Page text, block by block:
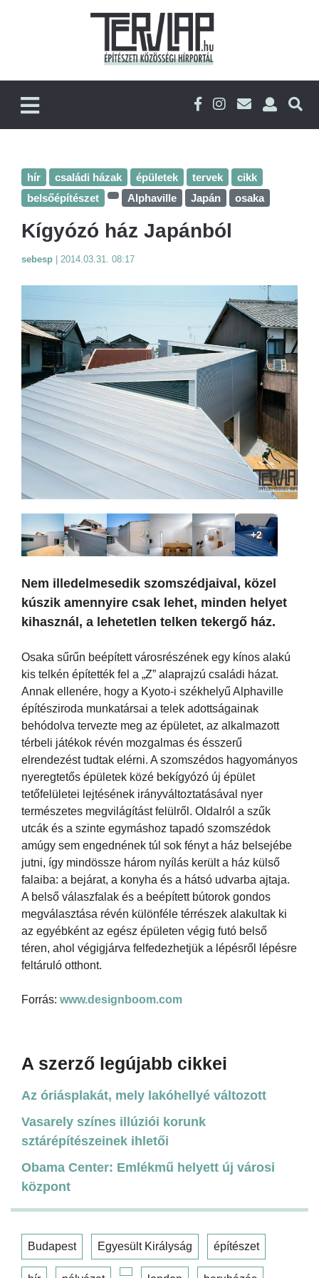
hír családi házak épületek tervek
cikk
belsőépítészet
Alphaville Japán osaka
Kígyózó ház Japánból
sebesp 2014.03.31. 08:17
+2
Nem illedelmesedik szomszédjaival, közel
kúszik amennyire csak lehet, minden helyet
kihasznál, a lehetetlen telken tekergő ház.
Osaka sűrűn beépített városrészének egy kínos alakú
kis telkén építették fel a „Z” alaprajzú családi házat.
Annak ellenére, hogy a Kyoto-i székhelyű Alphaville
építésziroda munkatársai a telek adottságainak
behódolva tervezte meg az épületet, az alkalmazott
térbeli játékok révén mozgalmas és ésszerű
elrendezést tudtak elérni. A szomszédos hagyományos
nyeregtetős épületek közé bekígyózó új épület
tetőfelületei lejtésének irányváltoztatásával nyer
természetes megvilágítást felülről. Oldalról a szűk
utcák és a szinte egymáshoz tapadó szomszédok
amúgy sem engednének túl sok fényt a ház belsejébe
jutni, így mindössze három nyílás került a ház külső
falaiba: a bejárat, a konyha és a hátsó udvarba ajtaja.
A belső válaszfalak és a beépített bútorok gondos
megválasztása révén különféle térrészek alakultak ki
az egyébként az egész épületen végig futó belső
téren, ahol végigjárva felfedezhetjük a lépésről lépésre
feltáruló otthont.
Forrás: www.designboom.com
A szerző legújabb cikkei
Az óriásplakát, mely lakóhellyé változott
Vasarely színes illúziói korunk
sztárépítészeinek ihletői
Obama Center: Emlékmű helyett új városi
központ
Budapest Egyesült Királyság építészet